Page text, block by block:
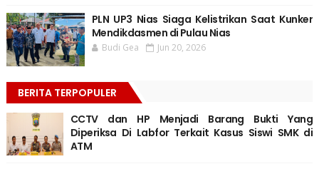
PLN UP3 Nias Siaga Kelistrikan Saat Kunker
Mendikdasmen di Pulau Nias
Budi Gea Jun 20, 2026
BERITA TERPOPULER
CCTV dan HP Menjadi Barang Bukti Yang
Diperiksa Di Labfor Terkait Kasus Siswi SMK di
ATM